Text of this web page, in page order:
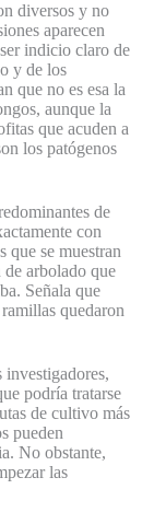
diversos y no
aparecen
indicio claro de
y de los
que no es esa la
aunque la
que acuden a
los patógenos
de
con
que se muestran
arbolado que
Señala que
quedaron
investigadores,
podría tratarse
de cultivo más
pueden
No obstante,
las